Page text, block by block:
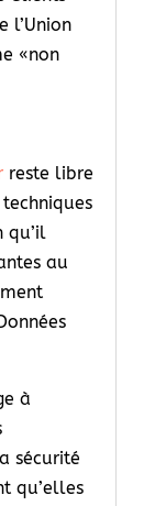
l’Union
«non
reste libre
qu’il
au
à
sécurité
qu’elles